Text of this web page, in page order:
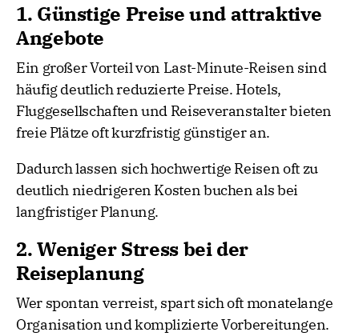
1. Günstige Preise und attraktive
Angebote
Ein großer Vorteil von Last-Minute-Reisen sind
häufig deutlich reduzierte Preise. Hotels,
Fluggesellschaften und Reiseveranstalter bieten
freie Plätze oft kurzfristig günstiger an.
Dadurch lassen sich hochwertige Reisen oft zu
deutlich niedrigeren Kosten buchen als bei
langfristiger Planung.
2. Weniger Stress bei der
Reiseplanung
Wer spontan verreist, spart sich oft monatelange
Organisation und komplizierte Vorbereitungen.